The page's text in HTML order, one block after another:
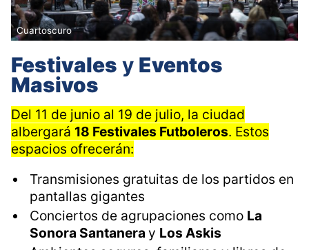
Cuartoscuro
Festivales y Eventos
Masivos
Del 11 de junio al 19 de julio, la ciudad
albergará 18 Festivales Futboleros. Estos
espacios ofrecerán:
Transmisiones gratuitas de los partidos en
pantallas gigantes
Conciertos de agrupaciones como La
Sonora Santaneray Los Askis